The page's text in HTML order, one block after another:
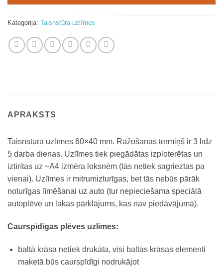
Kategorija: Taisnstūra uzlīmes
APRAKSTS
Taisnstūra uzlīmes 60×40 mm. Ražošanas termiņš ir 3 līdz
5 darba dienas. Uzlīmes tiek piegādātas izploterētas un
iztīrītas uz ~A4 izmēra loksnēm (tās netiek sagrieztas pa
vienai). Uzlīmes ir mitrumizturīgas, bet tās nebūs pārāk
noturīgas līmēšanai uz auto (tur nepieciešama speciālā
autoplēve un lakas pārklājums, kas nav piedāvājumā).
Caurspīdīgas plēves uzlīmes:
baltā krāsa netiek drukāta, visi baltās krāsas elementi
maketā būs caurspīdīgi nodrukājot